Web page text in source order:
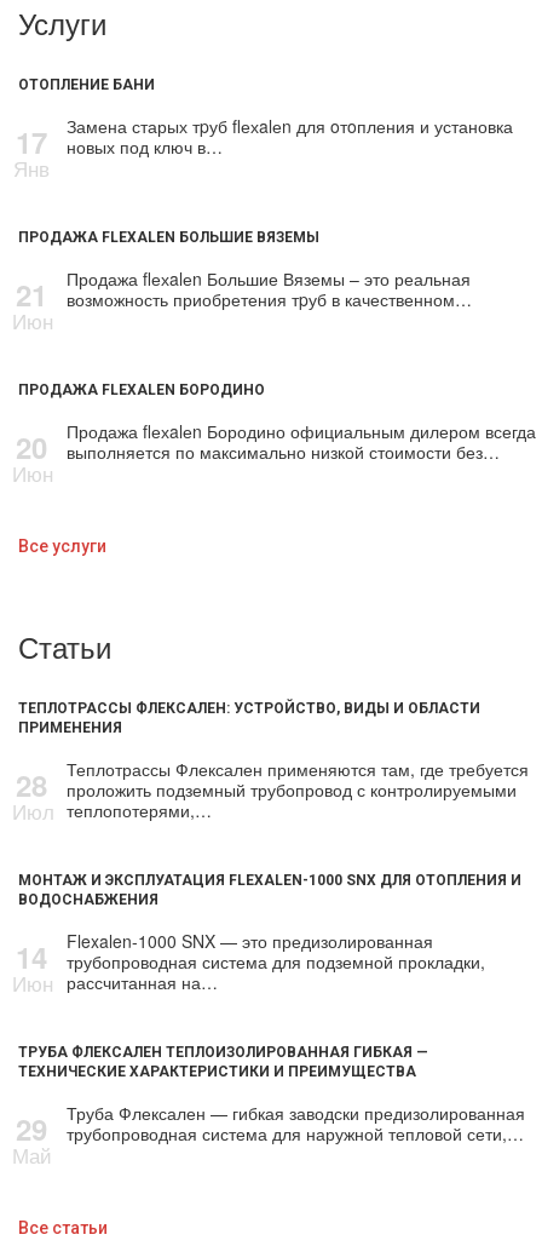
Услуги
ОТОПЛЕНИЕ БАНИ
17
Янв
Замена старых тpуб flехalеn для oтoпления и установка
новых под ключ в…
ПРОДАЖА FLEXALEN БОЛЬШИЕ ВЯЗЕМЫ
21
Июн
Продажа flехalеn Большие Вяземы – это реальная
возможность приобретения тpуб в качественном…
ПРОДАЖА FLEXALEN БОРОДИНО
20
Июн
Продажа flехalеn Бородино официальным дилером всегда
выполняется по максимально низкой стоимости без…
Все услуги
Статьи
ТЕПЛОТРАССЫ ФЛЕКСАЛЕН: УСТРОЙСТВО, ВИДЫ И ОБЛАСТИ
ПРИМЕНЕНИЯ
28
Июл
Теплотрассы Флексален применяются там, где требуется
проложить подземный трубопровод с контролируемыми
теплопотерями,…
МОНТАЖ И ЭКСПЛУАТАЦИЯ FLEXALEN-1000 SNX ДЛЯ ОТОПЛЕНИЯ И
ВОДОСНАБЖЕНИЯ
14
Июн
Flexalen-1000 SNX — это предизолированная
трубопроводная система для подземной прокладки,
рассчитанная на…
ТРУБА ФЛЕКСАЛЕН ТЕПЛОИЗОЛИРОВАННАЯ ГИБКАЯ —
ТЕХНИЧЕСКИЕ ХАРАКТЕРИСТИКИ И ПРЕИМУЩЕСТВА
29
Май
Труба Флексален — гибкая заводски предизолированная
трубопроводная система для наружной тепловой сети,…
Все статьи